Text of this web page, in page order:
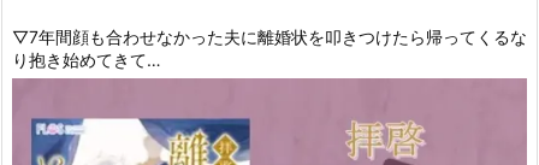
▽7年間顔も合わせなかった夫に離婚状を叩きつけたら帰ってくるな
り抱き始めてきて…